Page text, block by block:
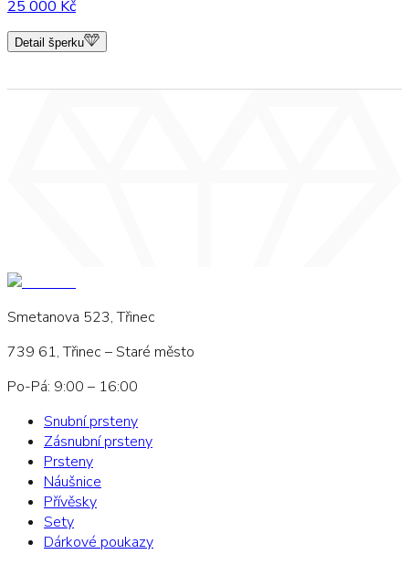
25 000 Kč
Detail šperku
Smetanova 523, Třinec
739 61, Třinec – Staré město
Po-Pá: 9:00 – 16:00
Snubní prsteny
Zásnubní prsteny
Prsteny
Náušnice
Přívěsky
Sety
Dárkové poukazy